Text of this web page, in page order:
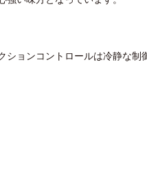
ションコントロールは冷静な